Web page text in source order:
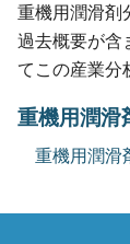
重機用潤滑剤
過去概要が含
てこの産業分
重機用潤滑
重機用潤滑